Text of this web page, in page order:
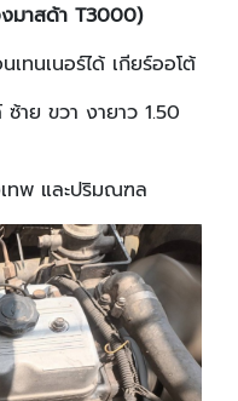
มาสด้า T3000)
ทนเนอร์ได้ เกียร์ออโต้
าย ขวา งายาว 1.50
ทพ และปริมณฑล